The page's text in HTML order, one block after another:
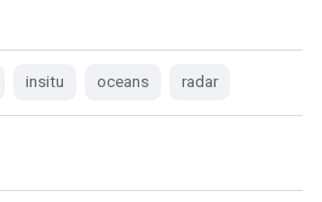
insitu oceans radar